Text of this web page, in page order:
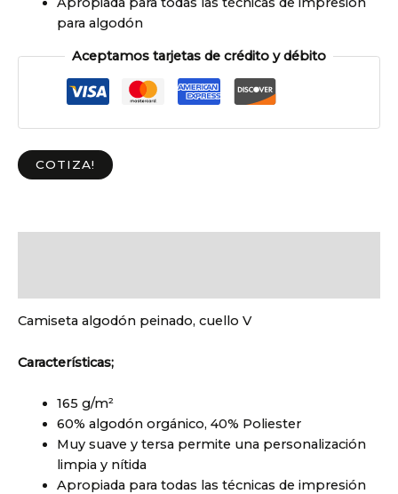
para algodón
Aceptamos tarjetas de crédito y débito
COTIZA!
Camiseta algodón peinado, cuello V
Características;
165 g/m²
60% algodón orgánico, 40% Poliester
Muy suave y tersa permite una personalización
limpia y nítida
Apropiada para todas las técnicas de impresión